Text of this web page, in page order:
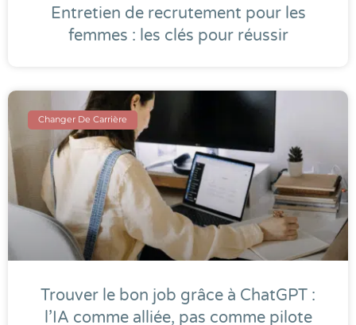
Entretien de recrutement pour les
femmes : les clés pour réussir
Changer De Carrière
Trouver le bon job grâce à ChatGPT :
l’IA comme alliée, pas comme pilote